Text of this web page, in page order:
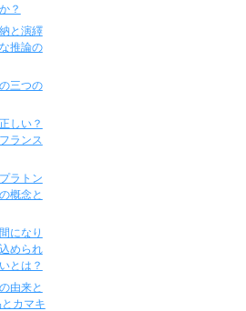
？
と演繹
推論の
三つの
しい？
ランス
ラトン
概念と
になり
められ
とは？
由来と
カマキ